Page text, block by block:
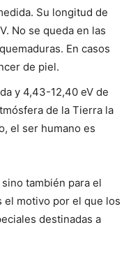
Su longitud de
No se queda en las
En casos
de piel.
y 4,43-12,40 eV de
de la Tierra la
el ser humano es
también para el
el motivo por el que los
destinadas a